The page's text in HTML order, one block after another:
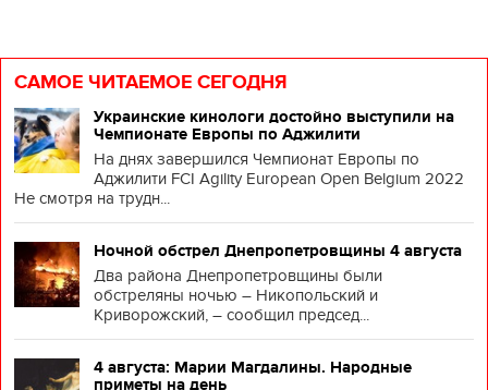
САМОЕ ЧИТАЕМОЕ СЕГОДНЯ
Украинские кинологи достойно выступили на
Чемпионате Европы по Аджилити
На днях завершился Чемпионат Европы по
Аджилити FCI Agility European Open Belgium 2022
Не смотря на трудн...
Ночной обстрел Днепропетровщины 4 августа
Два района Днепропетровщины были
обстреляны ночью – Никопольский и
Криворожский, – сообщил председ...
4 августа: Марии Магдалины. Народные
приметы на день